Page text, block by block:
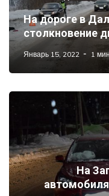
На дороге в
столкновение
Январь 15, 2022 1
На